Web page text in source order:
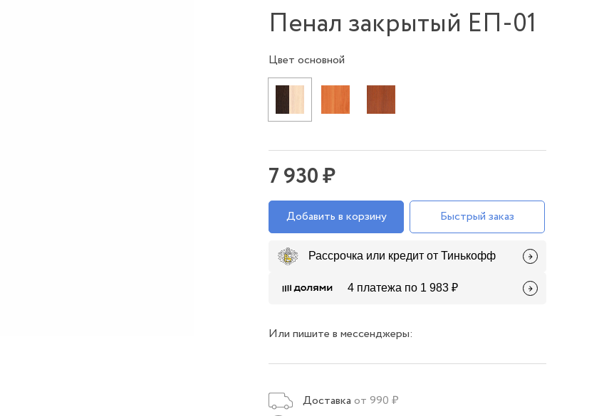
Пенал закрытый ЕП-01
Цвет основной
7 930 ₽
Добавить в корзину Быстрый заказ
Рассрочка или кредит от Тинькофф
4 платежа по 1 983 ₽
Или пишите в мессенджеры:
Доставка от 990 ₽